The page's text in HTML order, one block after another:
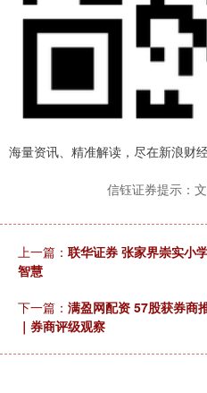
海量资讯、精准解读，尽在新浪财
信钰证券提示：
上一篇： 联华证券 张家界崇实小
智慧
下一篇： 满盈网配资 57股获券商
｜券商评级观察